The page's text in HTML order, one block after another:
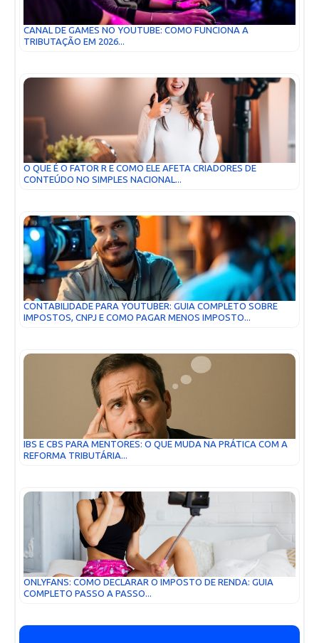
CANAL DE GAMES NO YOUTUBE: COMO FUNCIONA A
TRIBUTAÇÃO EM 2026...
O QUE É O FATOR R E COMO ELE AFETA CRIADORES DE
CONTEÚDO NO SIMPLES NACIONAL...
CONTABILIDADE PARA YOUTUBER: GUIA COMPLETO SOBRE
IMPOSTOS, CNPJ E COMO PAGAR MENOS IMPOSTO...
IBS E CBS PARA MENTORES: O QUE MUDA NA PRÁTICA COM A
REFORMA TRIBUTÁRIA...
ONLYFANS: COMO DECLARAR O IMPOSTO DE RENDA: GUIA
COMPLETO PASSO A PASSO...